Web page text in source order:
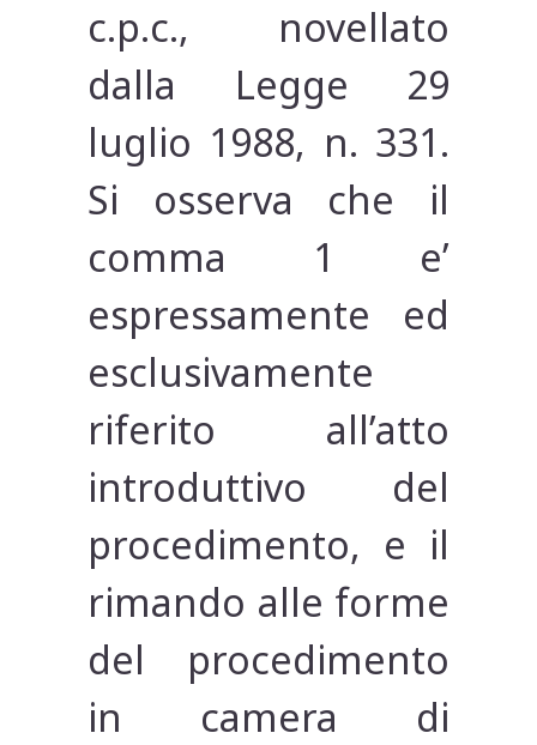
c.p.c., novellato
dalla Legge 29
luglio 1988, n. 331.
Si osserva che il
comma 1 e’
espressamente ed
esclusivamente
riferito all’atto
introduttivo del
procedimento, e il
rimando alle forme
del procedimento
in camera di